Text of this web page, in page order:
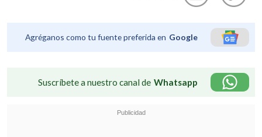
Agréganos como tu fuente preferida en Google
Suscríbete a nuestro canal de Whatsapp